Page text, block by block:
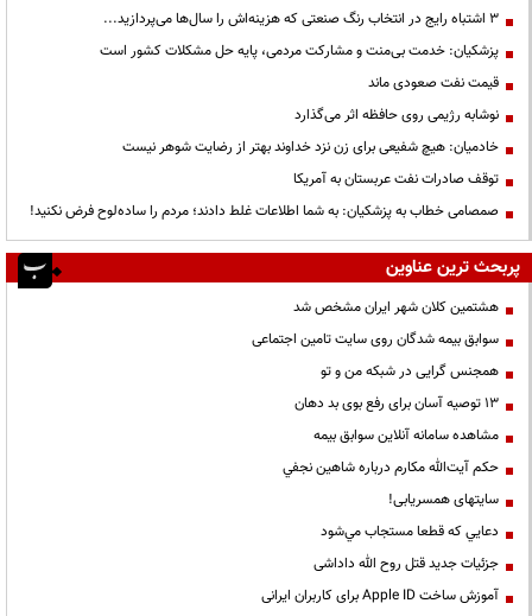
3 اشتباه رایج در انتخاب رنگ صنعتی که هزینه‌اش را سال‌ها می‌پردازید...
پزشکیان: خدمت بی‌منت و مشارکت مردمی، پایه حل مشکلات کشور است
قیمت نفت صعودی ماند
نوشابه رژیمی روی حافظه اثر می‌گذارد
خادمیان: هیچ شفیعی برای زن نزد خداوند بهتر از رضایت شوهر نیست
توقف صادرات نفت عربستان به آمریکا
صمصامی خطاب به پزشکیان: به شما اطلاعات غلط دادند؛ مردم را ساده‌لوح فرض نکنید!
پربحث ترین عناوین
هشتمین کلان شهر ایران مشخص شد
سوابق بیمه شدگان روی سایت تامین اجتماعی
همجنس گرایی در شبکه من و تو
13 توصیه آسان برای رفع بوی بد دهان
مشاهده سامانه آنلاين سوابق بیمه
حكم آيت‌الله مكارم درباره شاهين نجفي
سایتهای همسریابی!
دعايي كه قطعا مستجاب مي‌شود
جزئیات جدید قتل روح الله داداشی
آموزش ساخت Apple ID برای کاربران ایرانی